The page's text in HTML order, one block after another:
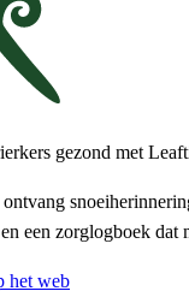
gezond met
een zorglogboek dat
het web